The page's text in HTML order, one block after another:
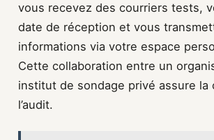
vous recevez des courriers tests,
date de réception et vous
informations via votre espace
Cette collaboration entre un
institut de sondage privé assure la
l’audit.